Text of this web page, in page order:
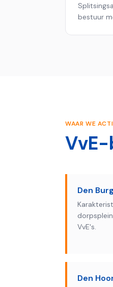
bestuur
WAAR WE
Den
VvE's.
Den